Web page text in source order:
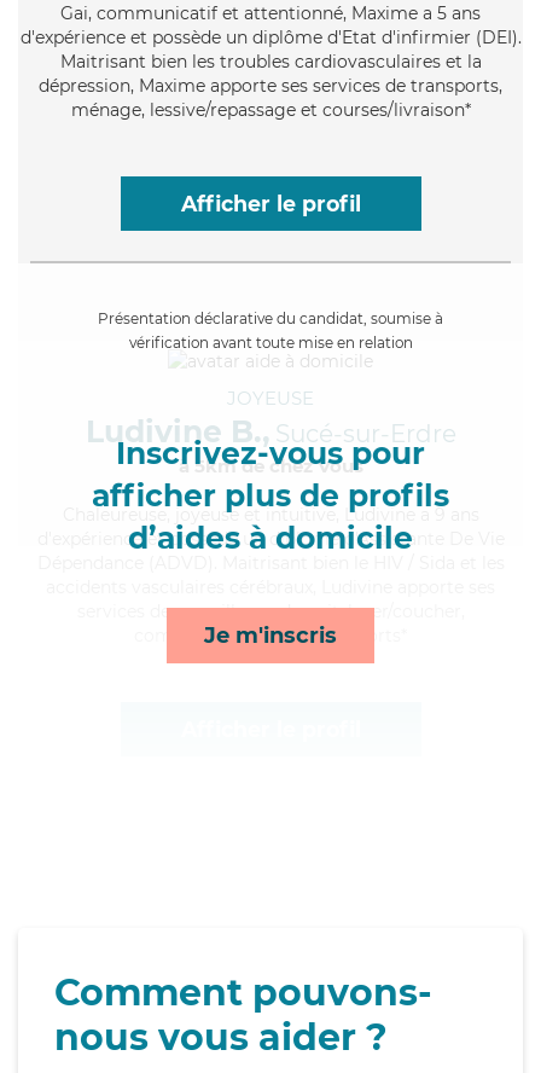
Gai, communicatif et attentionné, Maxime a 5 ans
d'expérience et possède un diplôme d'Etat d'infirmier (DEI).
Maitrisant bien les troubles cardiovasculaires et la
dépression, Maxime apporte ses services de transports,
ménage, lessive/repassage et courses/livraison*
Afficher le profil
Présentation déclarative du candidat, soumise à
vérification avant toute mise en relation
Inscrivez-vous pour
afficher plus de profils
d’aides à domicile
Je m'inscris
JOYEUSE
Ludivine B., Sucé-sur-Erdre
à 5km de chez Vous
, joyeuse et intuitive, Ludivine a 9 ans
d'expérience et possède un diplôme d'Assistante De Vie
services de surveillance de nuit, lever/coucher,
compagnie/loisirs et transports*
Comment pouvons-
nous vous aider ?